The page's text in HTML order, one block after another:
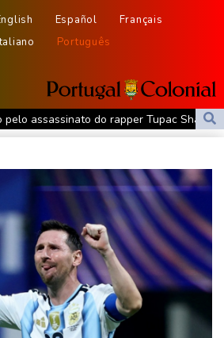
Español
Français
Português
pelo assassinato do rapper Tupac Shakur,
a concorrência de preços entre os
na Califórnia por efeito viciante
Alemanha, podem se tornar inavegáveis
13 pessoas na região central da Rússia
afirmam a Infantino que o futebol 'não